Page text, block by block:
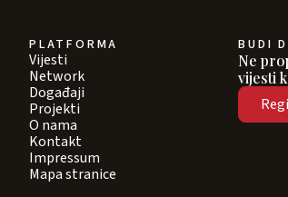
PLATFORMA
Vijesti
Network
Događaji
Projekti
O nama
Kontakt
Impressum
Mapa stranice
BUDI
Ne
vijesti